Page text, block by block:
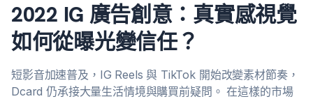
2022 IG 廣告創意：真實感視覺
如何從曝光變信任？
短影音加速普及，IG Reels 與 TikTok 開始改變素材節奏，
Dcard 仍承接大量生活情境與購買前疑問。 在這樣的市場